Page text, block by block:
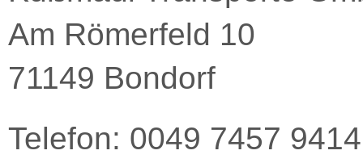
Am Römerfeld 10
71149 Bondorf
Telefon: 0049 7457